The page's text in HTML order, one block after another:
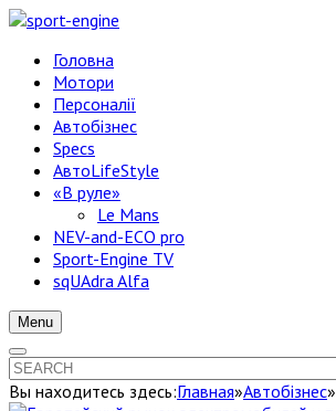
Головна
Мотори
Персоналії
Автобізнес
Specs
АвтоLifeStyle
«В руле»
Le Mans
NEV-and-ECO pro
Sport-Engine TV
sqUAdra Alfa
Menu
Вы находитесь здесь:Главная»Автобізнес»